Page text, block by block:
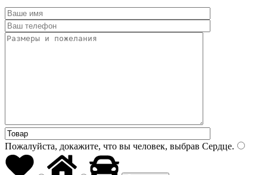
Пожалуйста, докажите, что вы человек, выбрав Сердце.